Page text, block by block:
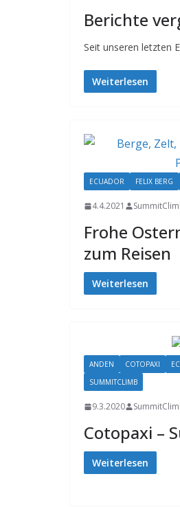
Berichte
Seit unseren letzten
Weiterlesen
ECUADOR FELIX BERG
4.4.2021
Frohe
zum Reisen
Weiterlesen
ANDEN COTOPAXI
SUMMITCLIMB
9.3.2020
Cotopaxi –
Weiterlesen